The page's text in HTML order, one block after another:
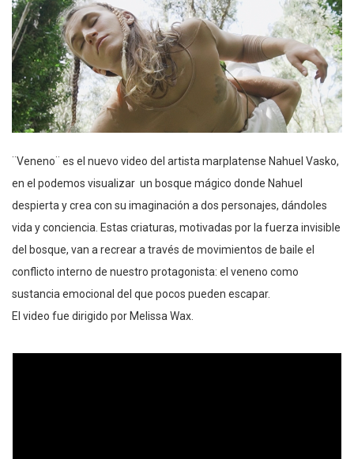
¨Veneno¨ es el nuevo video del artista marplatense Nahuel Vasko,
en el podemos visualizar un bosque mágico donde Nahuel
despierta y crea con su imaginación a dos personajes, dándoles
vida y conciencia. Estas criaturas, motivadas por la fuerza invisible
del bosque, van a recrear a través de movimientos de baile el
conflicto interno de nuestro protagonista: el veneno como
sustancia emocional del que pocos pueden escapar.
El video fue dirigido por Melissa Wax.